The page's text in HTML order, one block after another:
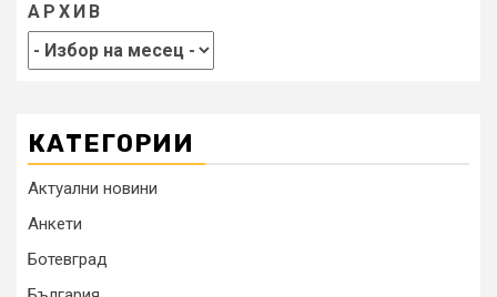
АРХИВ
КАТЕГОРИИ
Актуални новини
Анкети
Ботевград